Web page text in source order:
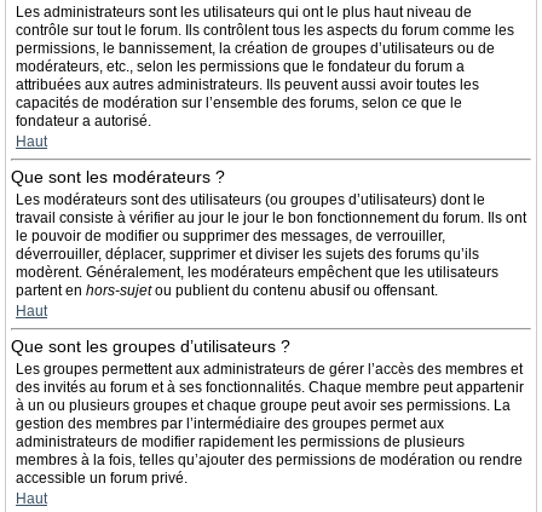
Les administrateurs sont les utilisateurs qui ont le plus haut niveau de
contrôle sur tout le forum. Ils contrôlent tous les aspects du forum comme les
permissions, le bannissement, la création de groupes d’utilisateurs ou de
modérateurs, etc., selon les permissions que le fondateur du forum a
attribuées aux autres administrateurs. Ils peuvent aussi avoir toutes les
capacités de modération sur l’ensemble des forums, selon ce que le
fondateur a autorisé.
Haut
Que sont les modérateurs ?
Les modérateurs sont des utilisateurs (ou groupes d’utilisateurs) dont le
travail consiste à vérifier au jour le jour le bon fonctionnement du forum. Ils ont
le pouvoir de modifier ou supprimer des messages, de verrouiller,
déverrouiller, déplacer, supprimer et diviser les sujets des forums qu’ils
modèrent. Généralement, les modérateurs empêchent que les utilisateurs
partent en hors-sujetou publient du contenu abusif ou offensant.
Haut
Que sont les groupes d’utilisateurs ?
Les groupes permettent aux administrateurs de gérer l’accès des membres et
des invités au forum et à ses fonctionnalités. Chaque membre peut appartenir
à un ou plusieurs groupes et chaque groupe peut avoir ses permissions. La
gestion des membres par l’intermédiaire des groupes permet aux
administrateurs de modifier rapidement les permissions de plusieurs
membres à la fois, telles qu’ajouter des permissions de modération ou rendre
accessible un forum privé.
Haut